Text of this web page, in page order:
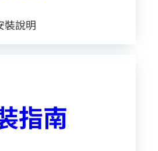
裝說明
指南